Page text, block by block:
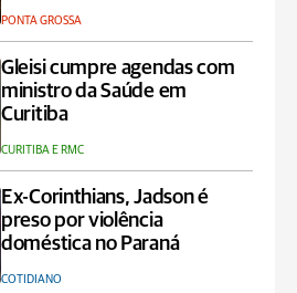
PONTA GROSSA
Gleisi cumpre agendas com
ministro da Saúde em
Curitiba
CURITIBA E RMC
Ex-Corinthians, Jadson é
preso por violência
doméstica no Paraná
COTIDIANO